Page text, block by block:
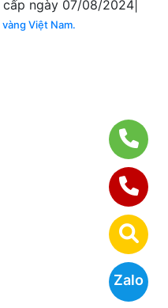
Zalo
ngày 07/08/2024|
vàng Việt Nam.